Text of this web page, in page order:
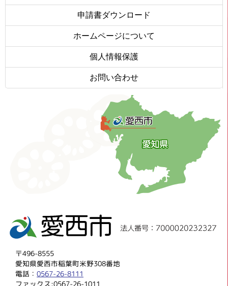
申請書ダウンロード
ホームページについて
個人情報保護
お問い合わせ
〒496-8555
愛知県愛西市稲葉町米野308番地
電話：0567-26-8111
ファックス:0567-26-1011